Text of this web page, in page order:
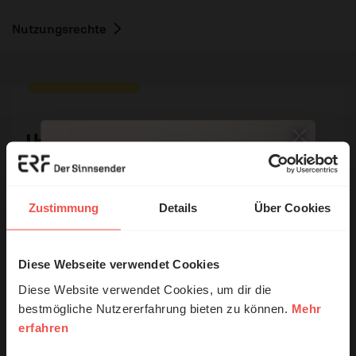
Zustimmung Details Über Cookies
Diese Webseite verwendet Cookies
Diese Website verwendet Cookies, um dir die
bestmögliche Nutzererfahrung bieten zu können. Mehr
erfahren
Nutzungsrechte
Ihr Kommentar
Name:
E-Mail:
Die E-Mail-Adresse wird nicht veröffentlicht.
© Ruth Schneider / ERF